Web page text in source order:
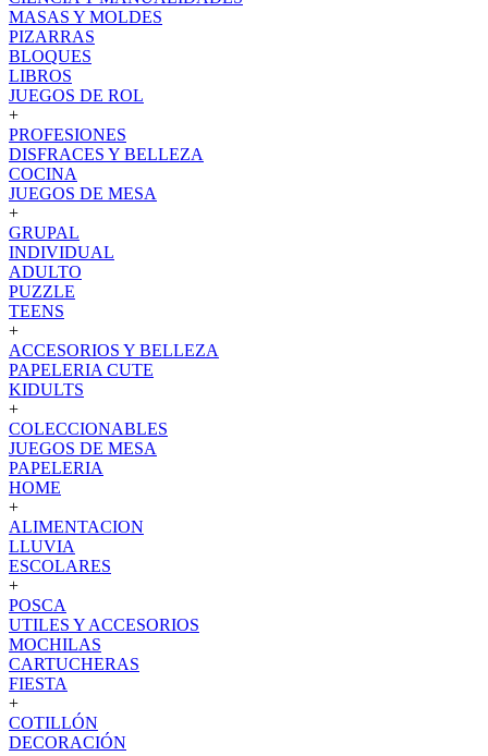
MASAS Y MOLDES
PIZARRAS
BLOQUES
LIBROS
JUEGOS DE ROL
+
PROFESIONES
DISFRACES Y BELLEZA
COCINA
JUEGOS DE MESA
+
GRUPAL
INDIVIDUAL
ADULTO
PUZZLE
TEENS
+
ACCESORIOS Y BELLEZA
PAPELERIA CUTE
KIDULTS
+
COLECCIONABLES
JUEGOS DE MESA
PAPELERIA
HOME
+
ALIMENTACION
LLUVIA
ESCOLARES
+
POSCA
UTILES Y ACCESORIOS
MOCHILAS
CARTUCHERAS
FIESTA
+
COTILLÓN
DECORACIÓN